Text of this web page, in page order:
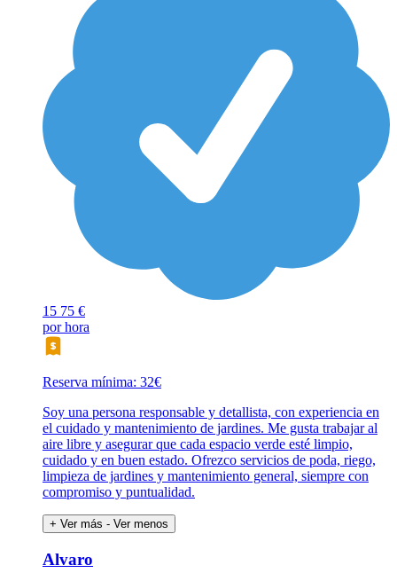
15 75 €
por hora
Reserva mínima: 32€
Soy una persona responsable y detallista, con experiencia en
el cuidado y mantenimiento de jardines. Me gusta trabajar al
aire libre y asegurar que cada espacio verde esté limpio,
cuidado y en buen estado. Ofrezco servicios de poda, riego,
limpieza de jardines y mantenimiento general, siempre con
compromiso y puntualidad.
+ Ver más - Ver menos
Alvaro